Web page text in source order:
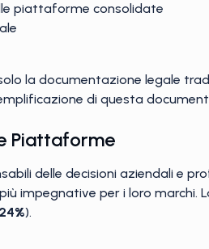
piattaforme consolidate
la documentazione legale
di questa
Piattaforme
delle decisioni aziendali e
impegnative per i loro
).